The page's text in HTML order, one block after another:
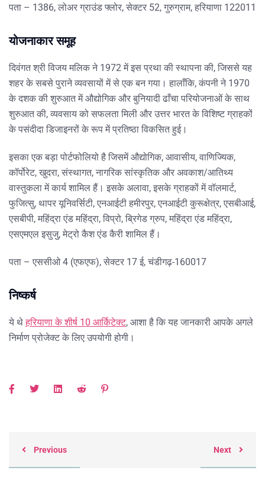
पता – 1386, लोअर ग्राउंड फ्लोर, सेक्टर 52, गुरुग्राम, हरियाणा 122011
योजनाकार समूह
दिवंगत श्री विजय मलिक ने 1972 में इस प्रथा की स्थापना की, जिससे यह
शहर के सबसे पुराने व्यवसायों में से एक बन गया। हालाँकि, कंपनी ने 1970
के दशक की शुरुआत में औद्योगिक और बुनियादी ढाँचा परियोजनाओं के साथ
शुरुआत की, व्यवसाय को सफलता मिली और उत्तर भारत के विशिष्ट ग्राहकों
के पसंदीदा डिजाइनरों के रूप में प्रतिष्ठा विकसित हुई।
इसका एक बड़ा पोर्टफोलियो है जिसमें औद्योगिक, आवासीय, वाणिज्यिक,
कॉर्पोरेट, खुदरा, संस्थागत, नागरिक सांस्कृतिक और अवकाश/आतिथ्य
वास्तुकला में कार्य शामिल हैं। इसके अलावा, इसके ग्राहकों में वॉलमार्ट,
फुजित्सु, थापर यूनिवर्सिटी, एनआईटी हमीरपुर, एनआईटी कुरूक्षेत्र, एसबीआई,
एसबीपी, महिंद्रा एंड महिंद्रा, विप्रो, ब्रिगेड ग्रुप, महिंद्रा एंड महिंद्रा,
एसएमएल इसुजु, मेट्रो कैश एंड कैरी शामिल हैं।
पता – एससीओ 4 (एफएफ), सेक्टर 17 ई, चंडीगढ़-160017
निष्कर्ष
ये थेहरियाणा के शीर्ष 10 आर्किटेक्ट, आशा है कि यह जानकारी आपके अगले
निर्माण प्रोजेक्ट के लिए उपयोगी होगी।
Previous Next